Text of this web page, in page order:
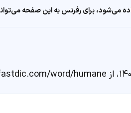
برای رفرنس به این صفحه